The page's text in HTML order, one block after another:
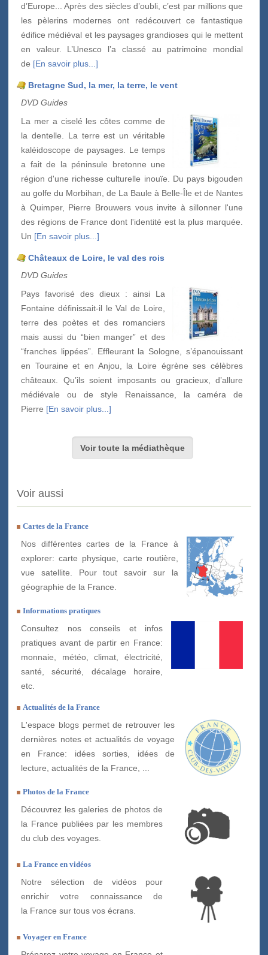
d’Europe... Après des siècles d’oubli, c’est par millions que
les pèlerins modernes ont redécouvert ce fantastique
édifice médiéval et les paysages grandioses qui le mettent
en valeur. L’Unesco l’a classé au patrimoine mondial
de [En savoir plus...]
Bretagne Sud, la mer, la terre, le vent
DVD Guides
La mer a ciselé les côtes comme de
la dentelle. La terre est un véritable
kaléidoscope de paysages. Le temps
a fait de la péninsule bretonne une
région d'une richesse culturelle inouïe. Du pays bigouden
au golfe du Morbihan, de La Baule à Belle-Île et de Nantes
à Quimper, Pierre Brouwers vous invite à sillonner l'une
des régions de France dont l'identité est la plus marquée.
Un [En savoir plus...]
Châteaux de Loire, le val des rois
DVD Guides
Pays favorisé des dieux : ainsi La
Fontaine définissait-il le Val de Loire,
terre des poètes et des romanciers
mais aussi du “bien manger” et des
“franches lippées”. Effleurant la Sologne, s’épanouissant
en Touraine et en Anjou, la Loire égrène ses célèbres
châteaux. Qu’ils soient imposants ou gracieux, d’allure
médiévale ou de style Renaissance, la caméra de
Pierre [En savoir plus...]
Voir toute la médiathèque
Voir aussi
Cartes de la France
Nos différentes cartes de la France à
explorer: carte physique, carte routière,
vue satellite. Pour tout savoir sur la
géographie de la France.
Informations pratiques
Consultez nos conseils et infos
pratiques avant de partir en France:
monnaie, météo, climat, électricité,
santé, sécurité, décalage horaire,
etc.
Actualités de la France
L'espace blogs permet de retrouver les
dernières notes et actualités de voyage
en France: idées sorties, idées de
lecture, actualités de la France, ...
Photos de la France
Découvrez les galeries de photos de
la France publiées par les membres
du club des voyages.
La France en vidéos
Notre sélection de vidéos pour
enrichir votre connaissance de
la France sur tous vos écrans.
Voyager en France